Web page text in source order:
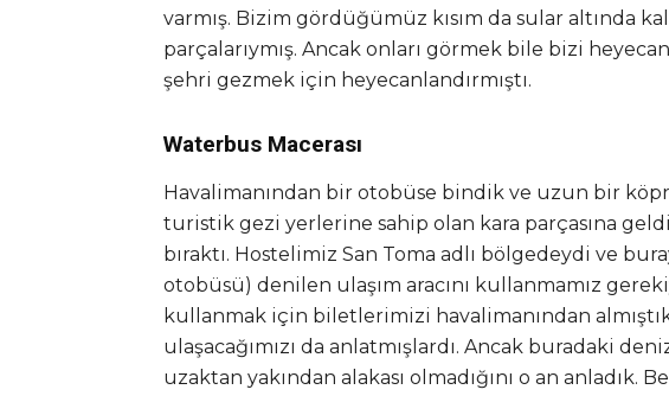
varmış. Bizim gördüğümüz kısım da sular altında
parçalarıymış. Ancak onları görmek bile bizi
şehri gezmek için heyecanlandırmıştı.
Waterbus Macerası
Havalimanından bir otobüse bindik ve uzun bir
turistik gezi yerlerine sahip olan kara parçasına
bıraktı. Hostelimiz San Toma adlı bölgedeydi ve
otobüsü) denilen ulaşım aracını kullanmamız
kullanmak için biletlerimizi havalimanından
ulaşacağımızı da anlatmışlardı. Ancak buradaki
uzaktan yakından alakası olmadığını o an anladık.